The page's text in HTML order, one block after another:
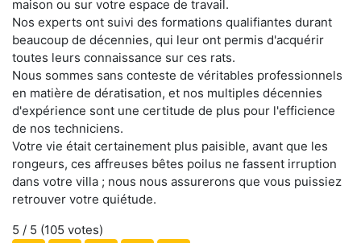
maison ou sur votre espace de travail.
Nos experts ont suivi des formations qualifiantes durant
beaucoup de décennies, qui leur ont permis d'acquérir
toutes leurs connaissance sur ces rats.
Nous sommes sans conteste de véritables professionnels
en matière de dératisation, et nos multiples décennies
d'expérience sont une certitude de plus pour l'efficience
de nos techniciens.
Votre vie était certainement plus paisible, avant que les
rongeurs, ces affreuses bêtes poilus ne fassent irruption
dans votre villa ; nous nous assurerons que vous puissiez
retrouver votre quiétude.
5 / 5 (105 votes)